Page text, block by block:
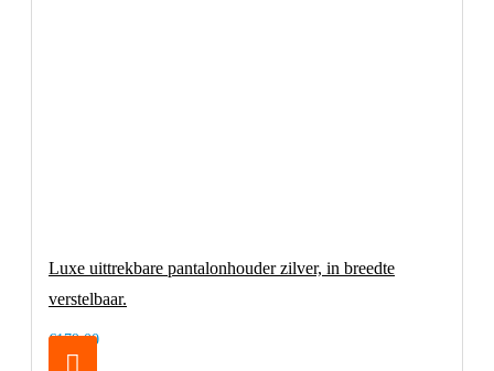
Luxe uittrekbare pantalonhouder zilver, in breedte
verstelbaar.
€179,00